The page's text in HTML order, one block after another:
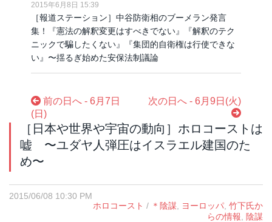
2015年6月8日 15:39
［報道ステーション］中谷防衛相のブーメラン発言
集！『憲法の解釈変更はすべきでない』『解釈のテク
ニックで騙したくない』『集団的自衛権は行使できな
い』〜揺るぎ始めた安保法制議論
前の日へ - 6月7日
(日)
次の日へ - 6月9日(火)
［日本や世界や宇宙の動向］ホロコーストは
嘘 〜ユダヤ人弾圧はイスラエル建国のた
め〜
2015/06/08 10:30 PM
ホロコースト / ＊陰謀 ヨーロッパ 竹下氏か
らの情報
陰謀